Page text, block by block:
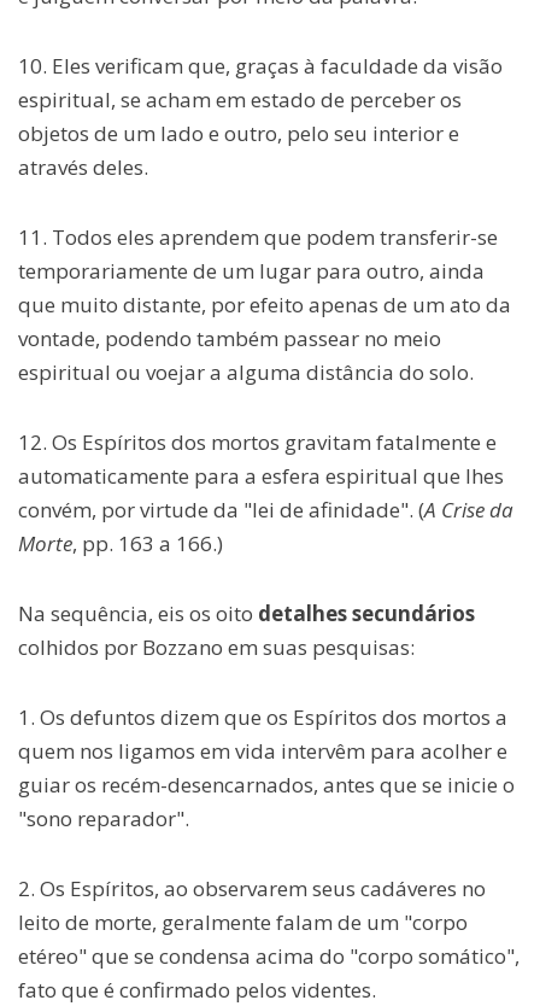
10. Eles verificam que, graças à faculdade da visão
espiritual, se acham em estado de perceber os
objetos de um lado e outro, pelo seu interior e
através deles.
11. Todos eles aprendem que podem transferir-se
temporariamente de um lugar para outro, ainda
que muito distante, por efeito apenas de um ato da
vontade, podendo também passear no meio
espiritual ou voejar a alguma distância do solo.
12. Os Espíritos dos mortos gravitam fatalmente e
automaticamente para a esfera espiritual que lhes
convém, por virtude da "lei de afinidade". (A Crise da
Morte, pp. 163 a 166.)
Na sequência, eis os oito detalhes secundários
colhidos por Bozzano em suas pesquisas:
1. Os defuntos dizem que os Espíritos dos mortos a
quem nos ligamos em vida intervêm para acolher e
guiar os recém-desencarnados, antes que se inicie o
"sono reparador".
2. Os Espíritos, ao observarem seus cadáveres no
leito de morte, geralmente falam de um "corpo
etéreo" que se condensa acima do "corpo somático",
fato que é confirmado pelos videntes.